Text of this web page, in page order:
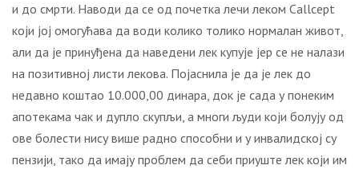
и до смрти. Наводи да се од почетка лечи леком Callcept
који јој омогућава да води колико толико нормалан живот,
али да је принуђена да наведени лек купује јер се не налази
на позитивној листи лекова. Појаснила је да је лек до
недавно коштао 10.000,00 динара, док је сада у понеким
апотекама чак и дупло скупљи, а многи људи који болују од
ове болести нису више радно способни и у инвалидској су
пензији, тако да имају проблем да себи приуште лек који им